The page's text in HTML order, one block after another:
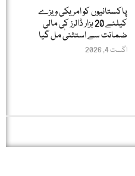
پاکستانیوں کو امریکی ویزے
کیلئے 20 ہزار ڈالرز کی مالی
ضمانت سے استثنیٰ مل گیا
اگست 4, 2026